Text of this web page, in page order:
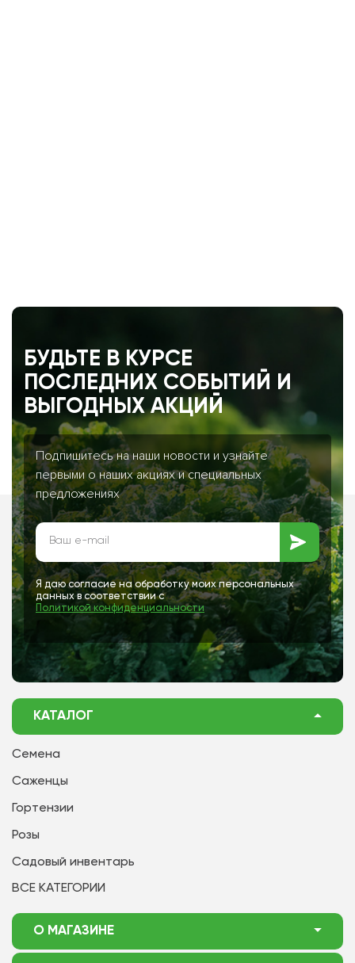
БУДЬТЕ В КУРСЕ
ПОСЛЕДНИХ СОБЫТИЙ И
ВЫГОДНЫХ АКЦИЙ
Подпишитесь на наши новости и узнайте
первыми о наших акциях и специальных
предложениях
Я даю согласие на обработку моих персональных
данных в соответствии с
Политикой конфиденциальности
КАТАЛОГ
Семена
Саженцы
Гортензии
Розы
Садовый инвентарь
ВСЕ КАТЕГОРИИ
О МАГАЗИНЕ
О нас